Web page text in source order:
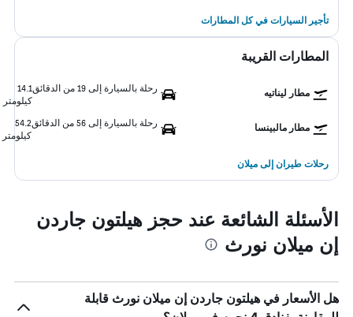
تأجير السيارات في كل المطارات
المطارات القريبة
مطار ليناتيه رحلة بالسيارة إلى 19 من الدقائق
14.1
كيلومتر
مطار مالبينسا رحلة بالسيارة إلى 56 من الدقائق
54.2
كيلومتر
رحلات طيران إلى ميلان
الأسئلة الشائعة عند حجز هيلتون جاردن
إن ميلان نورث
هل الأسعار في هيلتون جاردن إن ميلان نورث قابلة